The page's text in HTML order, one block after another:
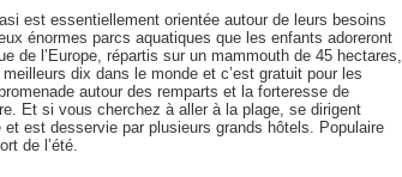
est essentiellement orientée autour de leurs besoins
énormes parcs aquatiques que les enfants adoreront
de l’Europe, répartis sur un mammouth de 45 hectares,
dix dans le monde et c’est gratuit pour les
autour des remparts et la forteresse de
Et si vous cherchez à aller à la plage, se dirigent
est desservie par plusieurs grands hôtels. Populaire
de l’été.